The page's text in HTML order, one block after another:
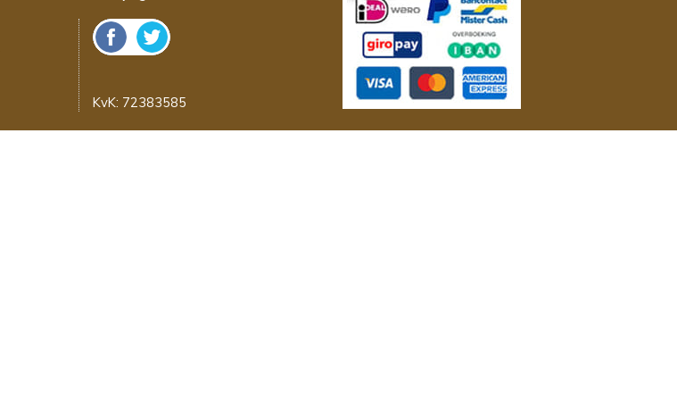
KvK: 72383585